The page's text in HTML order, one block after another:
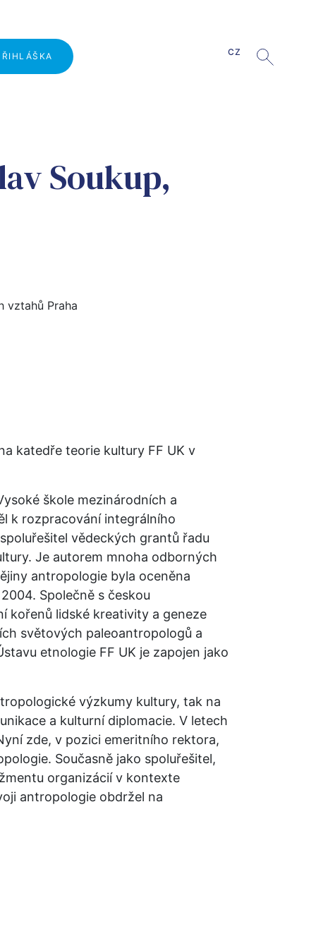
Přijímací řízení
Den otevřených dveří
Erasmus+
CZ
Soukup,
vztahů Praha
katedře teorie kultury FF UK v
škole mezinárodních a
k rozpracování integrálního
vědeckých grantů řadu
Je autorem mnoha odborných
antropologie byla oceněna
Společně s českou
kořenů lidské kreativity a geneze
světových paleoantropologů a
etnologie FF UK je zapojen jako
výzkumy kultury, tak na
a kulturní diplomacie. V letech
zde, v pozici emeritního rektora,
Současně jako spoluřešitel,
organizácií v kontexte
antropologie obdržel na